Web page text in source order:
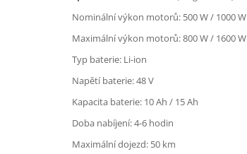
Nominální výkon motorů: 500 W / 1000 W
Maximální výkon motorů: 800 W / 1600 W
Typ baterie: Li-ion
Napětí baterie: 48 V
Kapacita baterie: 10 Ah / 15 Ah
Doba nabíjení: 4-6 hodin
Maximální dojezd: 50 km